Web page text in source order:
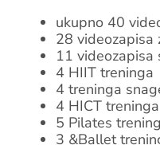
Andrea’s Room
Individualni trening
ukupno 40
28 videozapisa
11 videozapisa
4 HIIT treninga
4 treninga
4 HICT treninga
5 Pilates
3 &Ballet